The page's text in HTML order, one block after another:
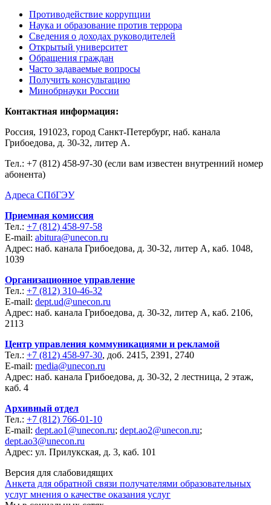
Противодействие коррупции
Наука и образование против террора
Сведения о доходах руководителей
Открытый университет
Обращения граждан
Часто задаваемые вопросы
Получить консультацию
Минобрнауки России
Контактная информация:
Россия, 191023, город Санкт-Петербург, наб. канала
Грибоедова, д. 30-32, литер А.
Тел.: +7 (812) 458-97-30 (если вам известен внутренний номер
абонента)
Адреса СПбГЭУ
Приемная комиссия
Тел.: +7 (812) 458-97-58
E-mail: abitura@unecon.ru
Адрес: наб. канала Грибоедова, д. 30-32, литер А, каб. 1048,
1039
Организационное управление
Тел.: +7 (812) 310-46-32
E-mail: dept.ud@unecon.ru
Адрес: наб. канала Грибоедова, д. 30-32, литер А, каб. 2106,
2113
Центр управления коммуникациями и рекламой
Тел.: +7 (812) 458-97-30, доб. 2415, 2391, 2740
E-mail: media@unecon.ru
Адрес: наб. канала Грибоедова, д. 30-32, 2 лестница, 2 этаж,
каб. 4
Архивный отдел
Тел.: +7 (812) 766-01-10
E-mail: dept.ao1@unecon.ru; dept.ao2@unecon.ru;
dept.ao3@unecon.ru
Адрес: ул. Прилукская, д. 3, каб. 101
Версия для слабовидящих
Анкета для обратной связи получателями образовательных
услуг мнения о качестве оказания услуг